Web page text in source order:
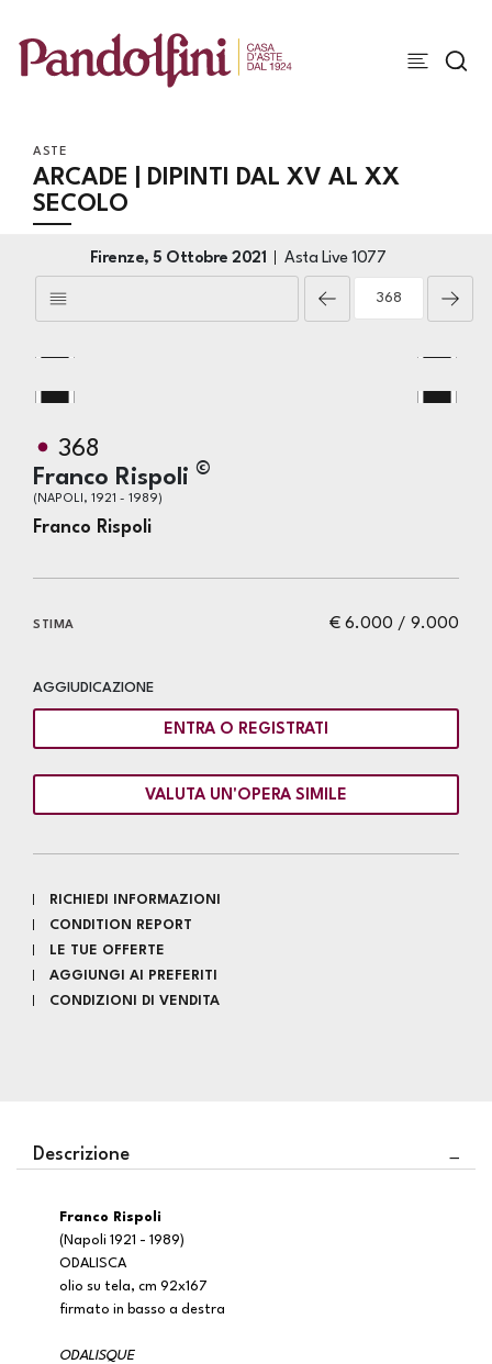
ASTE
ARCADE | DIPINTI DAL XV AL XX
SECOLO
Firenze, 5 Ottobre 2021 Asta Live1077
368
Franco Rispoli ©
(NAPOLI, 1921 - 1989)
Franco Rispoli
€ 6.000 / 9.000
STIMA
AGGIUDICAZIONE
ENTRA O REGISTRATI
VALUTA UN'OPERA SIMILE
RICHIEDI INFORMAZIONI
CONDITION REPORT
LE TUE OFFERTE
AGGIUNGI AI PREFERITI
CONDIZIONI DI VENDITA
Descrizione
Franco Rispoli
(Napoli 1921 - 1989)
ODALISCA
olio su tela, cm 92x167
firmato in basso a destra
ODALISQUE